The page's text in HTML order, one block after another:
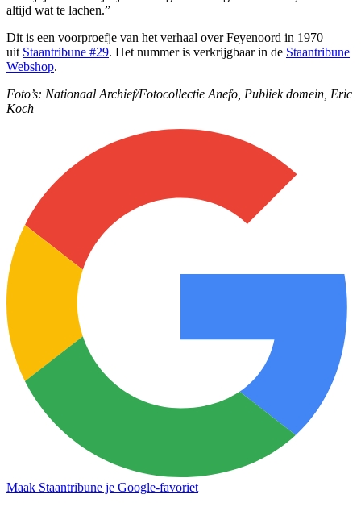
altijd wat te lachen.”
Dit is een voorproefje van het verhaal over Feyenoord in 1970
uit Staantribune #29. Het nummer is verkrijgbaar in de Staantribune
Webshop.
Foto’s: Nationaal Archief/Fotocollectie Anefo, Publiek domein, Eric
Koch
Maak Staantribune je Google-favoriet